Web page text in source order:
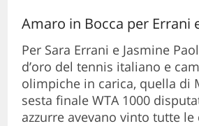
Amaro in Bocca per Errani
Per Sara Errani e Jasmine
d’oro del tennis italiano e
olimpiche in carica, quella di
sesta finale WTA 1000
azzurre avevano vinto tutte le